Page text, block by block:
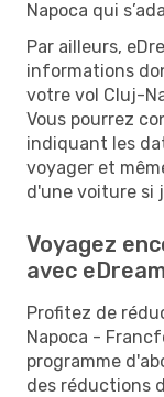
Napoca qui
Par ailleurs,
informations
votre vol Cluj-
Vous pourrez
indiquant les
voyager et
d'une voiture si
Voyagez
avec
Profitez de
Napoca -
programme
des réductions